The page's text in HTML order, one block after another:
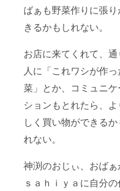
ばぁも野菜作りに張
きるかもしれない。
お店に来てくれて、
人に「これワシが作っ
菜」とか、コミュニケ
ションもとれたら、よ
しく買い物ができるか
れない。
神渕のおじぃ、おばぁ
ｓａｈｉｙａに自分の